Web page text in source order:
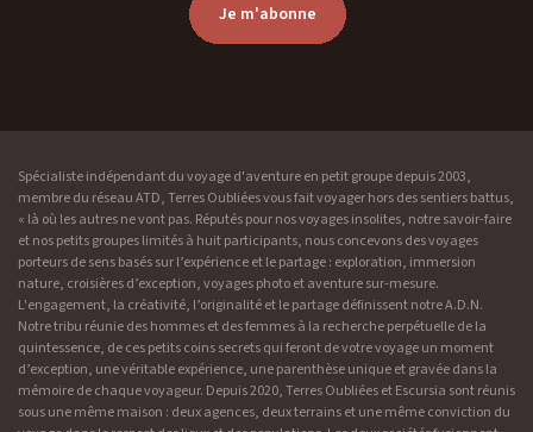
Je m'abonne
Spécialiste indépendant du voyage d'aventure en petit groupe depuis 2003,
membre du réseau ATD, Terres Oubliées vous fait voyager hors des sentiers battus,
« là où les autres ne vont pas. Réputés pour nos voyages insolites, notre savoir-faire
et nos petits groupes limités à huit participants, nous concevons des voyages
porteurs de sens basés sur l’expérience et le partage : exploration, immersion
nature, croisières d’exception, voyages photo et aventure sur-mesure.
L'engagement, la créativité, l’originalité et le partage définissent notre A.D.N.
Notre tribu réunie des hommes et des femmes à la recherche perpétuelle de la
quintessence, de ces petits coins secrets qui feront de votre voyage un moment
d’exception, une véritable expérience, une parenthèse unique et gravée dans la
mémoire de chaque voyageur. Depuis 2020, Terres Oubliées et Escursia sont réunis
sous une même maison : deux agences, deux terrains et une même conviction du